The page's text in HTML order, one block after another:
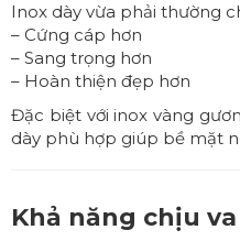
Inox dày vừa phải thường
– Cứng cáp hơn
– Sang trọng hơn
– Hoàn thiện đẹp hơn
Đặc biệt với inox vàng
dày phù hợp giúp bề mặt
Khả năng chịu